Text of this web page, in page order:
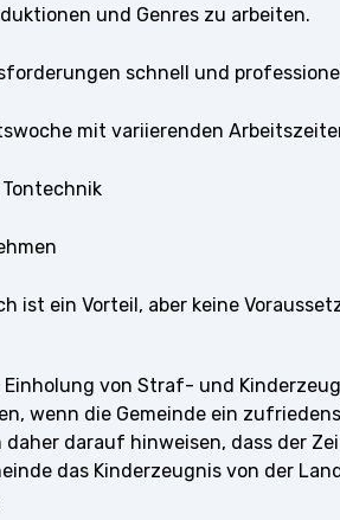
und Genres zu arbeiten.
schnell und
mit variierenden
ist ein Vorteil, aber keine
von Straf- und
wenn die Gemeinde ein
darauf hinweisen, dass der
das Kinderzeugnis von der